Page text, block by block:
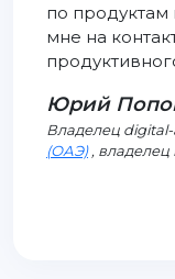
по продуктам
мне на
Юрий
Владелец digital-
(ОАЭ), владелец